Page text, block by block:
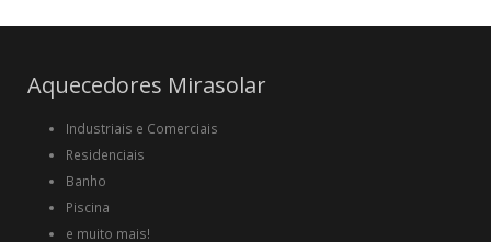
Aquecedores Mirasolar
Industriais e Comerciais
Residenciais
Banho
Piscina
e muito mais!